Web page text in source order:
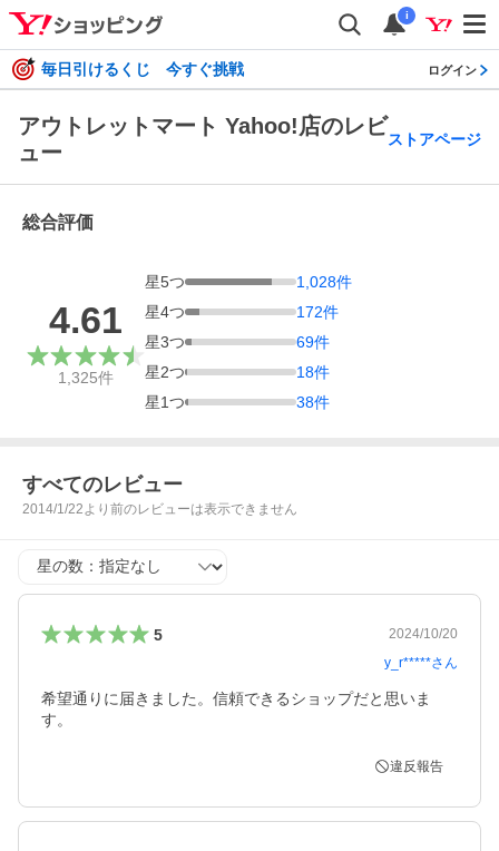
i
毎日引けるくじ 今すぐ挑戦 ログイン
アウトレットマート Yahoo!店のレビ
ュー
ストアページ
総合評価
4.61
1,325件
星5つ 1,028件
星4つ 172件
星3つ 69件
星2つ 18件
星1つ 38件
すべてのレビュー
2014/1/22より前のレビューは表示できません
星の数
5
2024/10/20
y_r*****さん
希望通りに届きました。信頼できるショップだと思いま
す。
違反報告